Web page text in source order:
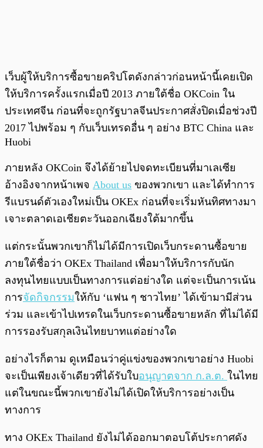
เว็บผู้ให้บริการซื้อขายคริปโตดังกล่าวก่อนหน้านี้เคยเปิด
ให้บริการครั้งแรกเมื่อปี 2013 ภายใต้ชื่อ OKCoin ใน
ประเทศจีน ก่อนที่จะถูกรัฐบาลจีนประกาศสั่งปิดเมื่อช่วงปี
2017 ไปพร้อม ๆ กับเว็บเทรดอื่น ๆ อย่าง BTC China และ
Huobi
ภายหลัง OKCoin จึงได้ย้ายไปจดทะเบียนที่มาเลเซีย
อ้างอิงจากหน้าเพจ About us ของพวกเขา และได้ทำการ
รีแบรนด์ตัวเองใหม่เป็น OKEx ก่อนที่จะเริ่มหันทิศทางมา
เจาะตลาดเอเชียตะวันออกเฉียงใต้มากขึ้น
แต่กระนั้นพวกเขาก็ไม่ได้มีการเปิดเว็บกระดานซื้อขาย
ภายใต้ชื่อว่า OKEx Thailand เพื่อมาให้บริการกับนัก
ลงทุนไทยแบบเป็นทางการแต่อย่างใด แต่จะเป็นการเน้น
การจัดกิจกรรมให้กับ ‘แฟน ๆ ชาวไทย’ ได้เข้ามามีส่วน
ร่วม และเข้าไปเทรดในเว็บกระดานซื้อขายหลัก ที่ไม่ได้มี
การรองรับสกุลเงินไทยบาทแต่อย่างใด
อย่างไรก็ตาม ดูเหมือนว่าคู่แข่งของพวกเขาอย่าง Huobi
จะเป็นเพียงเจ้าเดียวที่ได้รับใบอนุญาตจาก ก.ล.ต. ในไทย
แต่ในขณะนี้พวกเขายังไม่ได้เปิดให้บริการอย่างเป็น
ทางการ
ทาง OKEx Thailand ยังไม่ได้ออกมาตอบโต้ประกาศดัง